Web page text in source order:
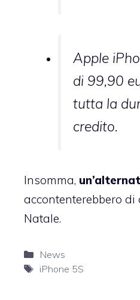
Apple
di 99,90
tutta la
credito.
Insomma,
accontenterebbero
Natale.
Categorie
News
Tag
iPhone 5S